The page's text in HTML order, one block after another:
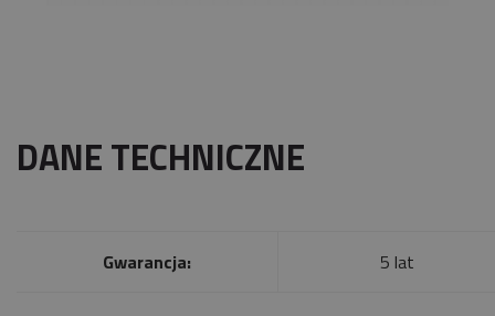
DANE TECHNICZNE
Gwarancja: 5 lat